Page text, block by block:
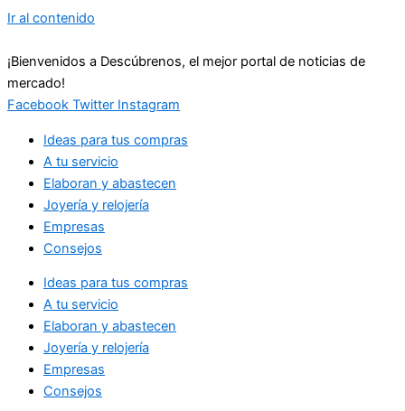
Ir al contenido
¡Bienvenidos a Descúbrenos, el mejor portal de noticias de
mercado!
Facebook Twitter Instagram
Ideas para tus compras
A tu servicio
Elaboran y abastecen
Joyería y relojería
Empresas
Consejos
Ideas para tus compras
A tu servicio
Elaboran y abastecen
Joyería y relojería
Empresas
Consejos